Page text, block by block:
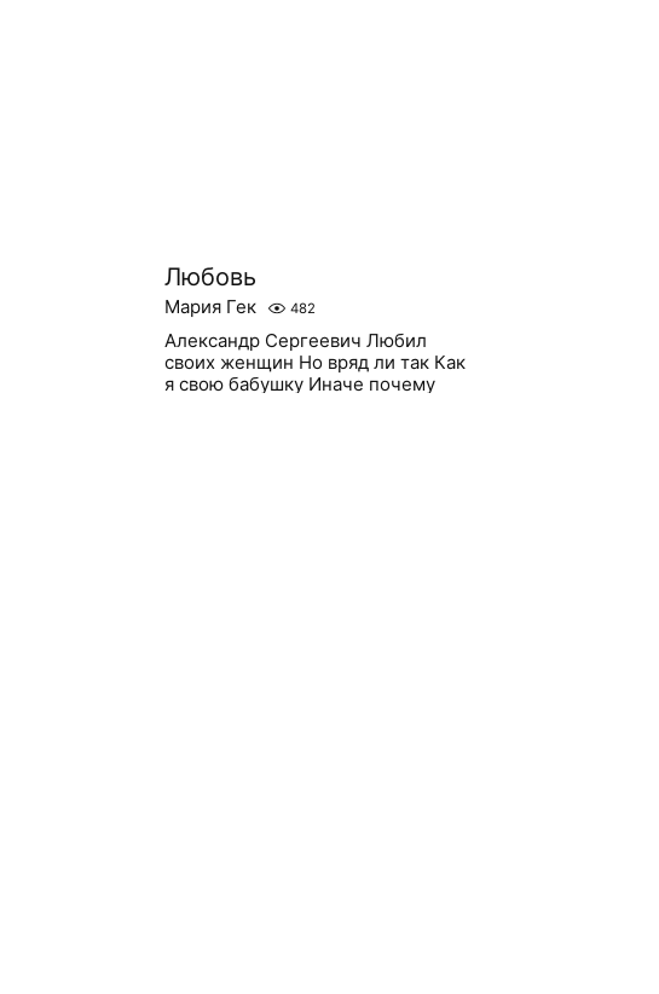
Любовь
Мария Гек 482
Александр Сергеевич Любил
своих женщин Но вряд ли так Как
я свою бабушку Иначе почему